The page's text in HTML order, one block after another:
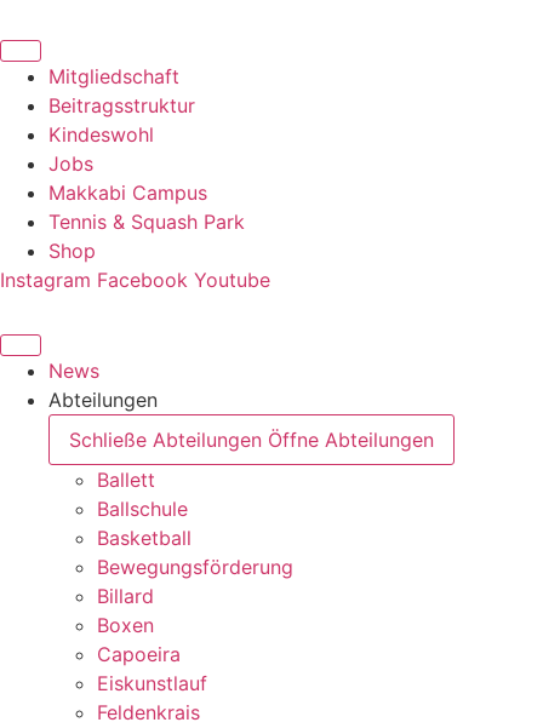
Inhalt
springenMitgliedschaft
Beitragsstruktur
Kindeswohl
Jobs
Makkabi Campus
Tennis & Squash Park
Shop
Instagram Facebook Youtube
News
Abteilungen
Schließe Abteilungen Öffne Abteilungen
Ballett
Ballschule
Basketball
Bewegungsförderung
Billard
Boxen
Capoeira
Eiskunstlauf
Feldenkrais